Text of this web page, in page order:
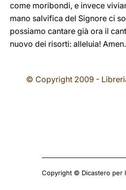
come moribondi, e invece
mano salvifica del Signore ci
possiamo cantare già ora il
nuovo dei risorti: alleluia! Amen.
© Copyright 2009 -
Copyright © Dicastero per